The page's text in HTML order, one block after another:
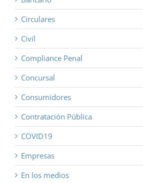
Circulares
Civil
Compliance Penal
Concursal
Consumidores
Contratación Pública
COVID19
Empresas
En los medios